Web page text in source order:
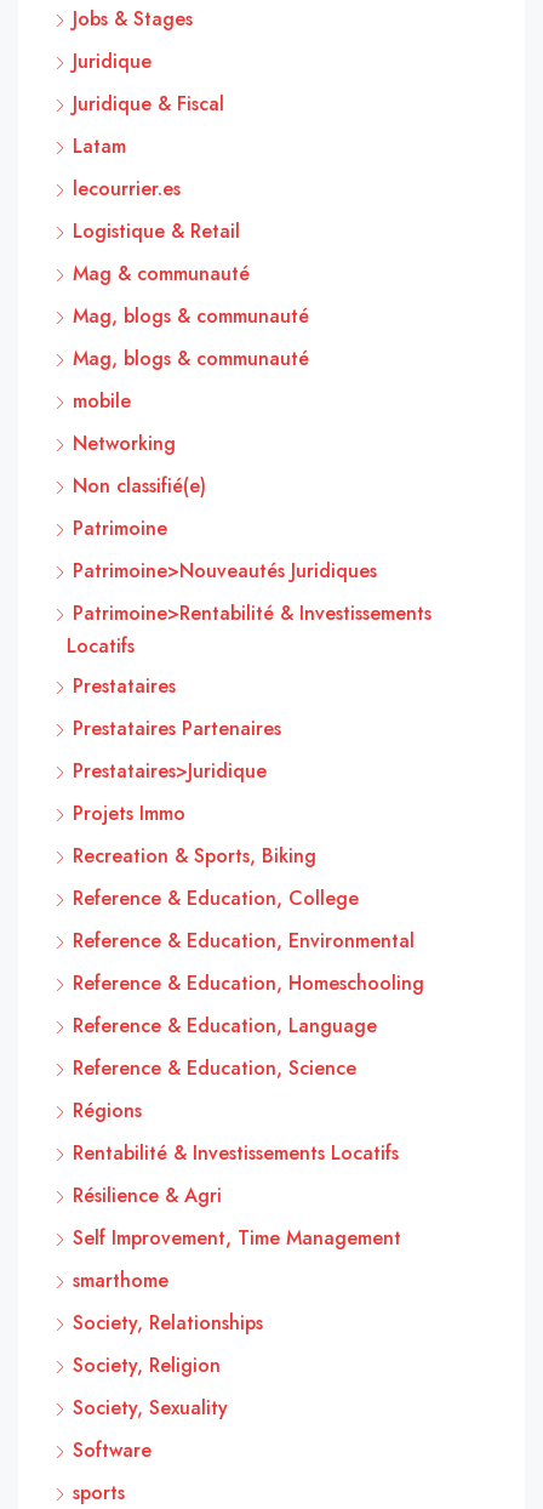
Jobs & Stages
Juridique
Juridique & Fiscal
Latam
lecourrier.es
Logistique & Retail
Mag & communauté
Mag, blogs & communauté
Mag, blogs & communauté
mobile
Networking
Non classifié(e)
Patrimoine
Patrimoine>Nouveautés Juridiques
Patrimoine>Rentabilité & Investissements
Locatifs
Prestataires
Prestataires Partenaires
Prestataires>Juridique
Projets Immo
Recreation & Sports, Biking
Reference & Education, College
Reference & Education, Environmental
Reference & Education, Homeschooling
Reference & Education, Language
Reference & Education, Science
Régions
Rentabilité & Investissements Locatifs
Résilience & Agri
Self Improvement, Time Management
smarthome
Society, Relationships
Society, Religion
Society, Sexuality
Software
sports